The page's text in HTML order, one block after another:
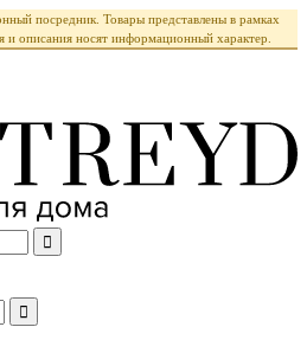
посредник. Товары представлены в рамках
и описания носят информационный характер.